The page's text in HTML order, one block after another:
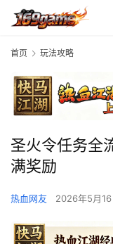
首页 玩法攻略
圣火令任务全
满奖励
热血网友 2026年5月